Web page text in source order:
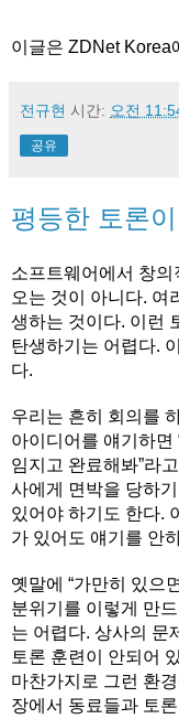
이글은 ZDNet Korea
전규현 시간: 오전
공유
평등한 토론
소프트웨어에서 창
오는 것이 아니다. 여
생하는 것이다. 이런
탄생하기는 어렵다.
다.
우리는 흔히 회의를
아이디어를 얘기하면
임지고 완료해봐”라
사에게 면박을 당하
있어야 하기도 한다.
가 있어도 얘기를 안
옛말에 “가만히 있으
분위기를 이렇게 만
는 어렵다. 상사의 문
토론 훈련이 안되어
마찬가지로 그런 환
장에서 동료들과 토